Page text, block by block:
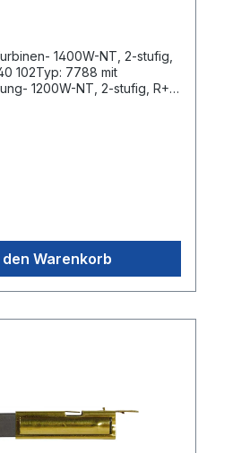
1400W-NT, 2-stufig,
102Typ: 7788 mit
1200W-NT, 2-stufig, R+M
den Warenkorb